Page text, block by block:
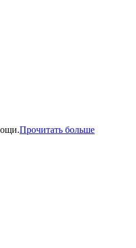
Прочитать больше